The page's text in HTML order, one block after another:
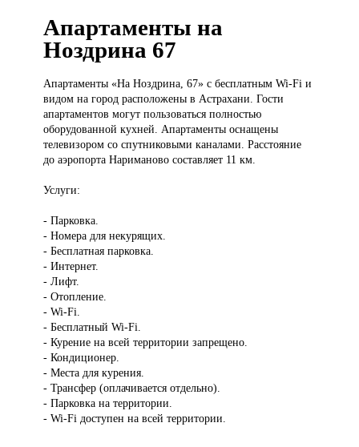
Апартаменты на
Ноздрина 67
Апартаменты «НаНоздрина, 67» с бесплатным Wi-Fi и
видом на город расположены в Астрахани. Гости
апартаментов могут пользоваться полностью
оборудованной кухней. Апартаменты оснащены
телевизором со спутниковыми каналами. Расстояние
до аэропорта Нариманово составляет 11 км.
Услуги:
- Парковка.
- Номера для некурящих.
- Бесплатная парковка.
- Интернет.
- Лифт.
- Отопление.
- Wi-Fi.
- Бесплатный Wi-Fi.
- Курение на всей территории запрещено.
- Кондиционер.
- Места для курения.
- Трансфер (оплачивается отдельно).
- Парковка на территории.
- Wi-Fi доступен на всей территории.